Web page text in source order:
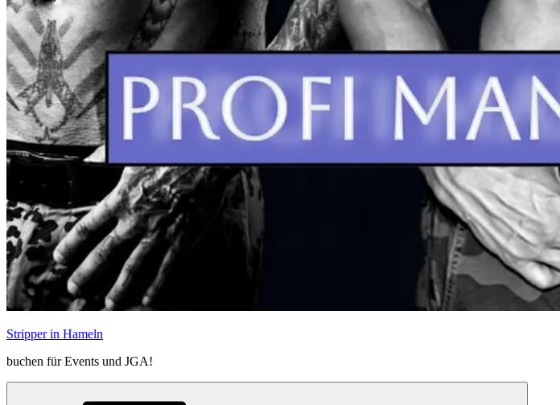
Stripper in Hameln
buchen für Events und JGA!